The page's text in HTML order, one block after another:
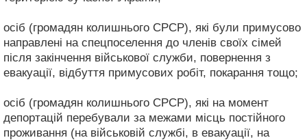
осіб (громадян колишнього СРСР), які були примусово
направлені на спецпоселення до членів своїх сімей
після закінчення військової служби, повернення з
евакуації, відбуття примусових робіт, покарання тощо;
осіб (громадян колишнього СРСР), які на момент
депортацій перебували за межами місць постійного
проживання (на військовій службі, в евакуації, на